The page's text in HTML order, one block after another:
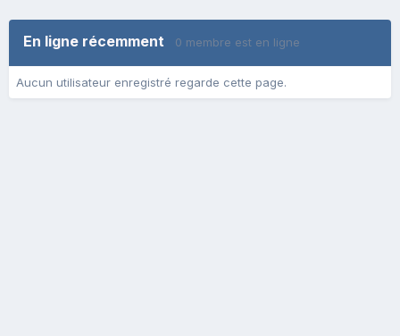
En ligne récemment 0 membre est en ligne
Aucun utilisateur enregistré regarde cette page.